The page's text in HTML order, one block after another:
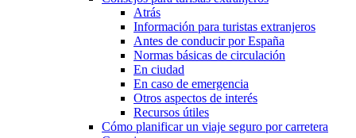
Atrás
Información para turistas extranjeros
Antes de conducir por España
Normas básicas de circulación
En ciudad
En caso de emergencia
Otros aspectos de interés
Recursos útiles
Cómo planificar un viaje seguro por carretera